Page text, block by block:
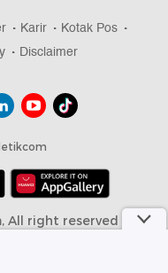
Karir
Kotak Pos
Disclaimer
All right reserved